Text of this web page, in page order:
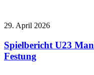
29. April 2026
Spielbericht U23
Festung